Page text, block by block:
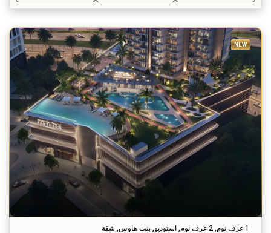
NEW
1 غرف نوم, 2 غرف نوم, استوديو, بنت هاوس, شقة